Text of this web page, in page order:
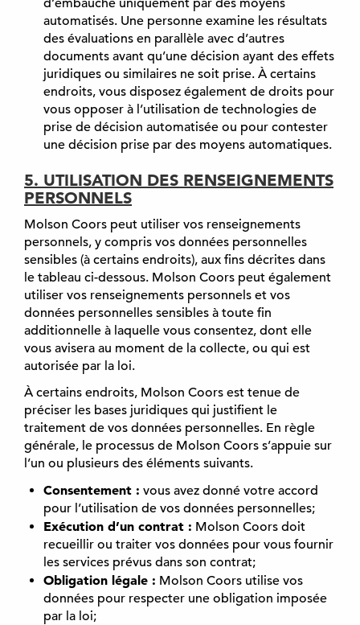
d’embauche uniquement par des moyens
automatisés. Une personne examine les résultats
des évaluations en parallèle avec d’autres
documents avant qu’une décision ayant des effets
juridiques ou similaires ne soit prise. À certains
endroits, vous disposez également de droits pour
vous opposer à l’utilisation de technologies de
prise de décision automatisée ou pour contester
une décision prise par des moyens automatiques.
5. UTILISATION DES RENSEIGNEMENTS
PERSONNELS
Molson Coors peut utiliser vos renseignements
personnels, y compris vos données personnelles
sensibles (à certains endroits), aux fins décrites dans
le tableau ci-dessous. Molson Coors peut également
utiliser vos renseignements personnels et vos
données personnelles sensibles à toute fin
additionnelle à laquelle vous consentez, dont elle
vous avisera au moment de la collecte, ou qui est
autorisée par la loi.
À certains endroits, Molson Coors est tenue de
préciser les bases juridiques qui justifient le
traitement de vos données personnelles. En règle
générale, le processus de Molson Coors s’appuie sur
l’un ou plusieurs des éléments suivants.
Consentement : vous avez donné votre accord
pour l’utilisation de vos données personnelles;
Exécution d’un contrat : Molson Coors doit
recueillir ou traiter vos données pour vous fournir
les services prévus dans son contrat;
Obligation légale : Molson Coors utilise vos
données pour respecter une obligation imposée
par la loi;